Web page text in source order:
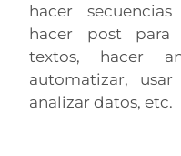
hacer
hacer post para
textos, hacer
automatizar,
analizar datos, etc.